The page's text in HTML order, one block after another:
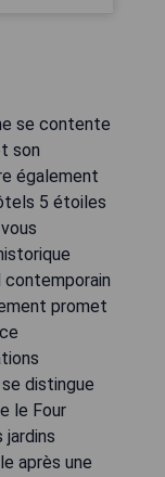
se contente
son
également
5 étoiles
contemporain
promet
distingue
le Four
jardins
après une